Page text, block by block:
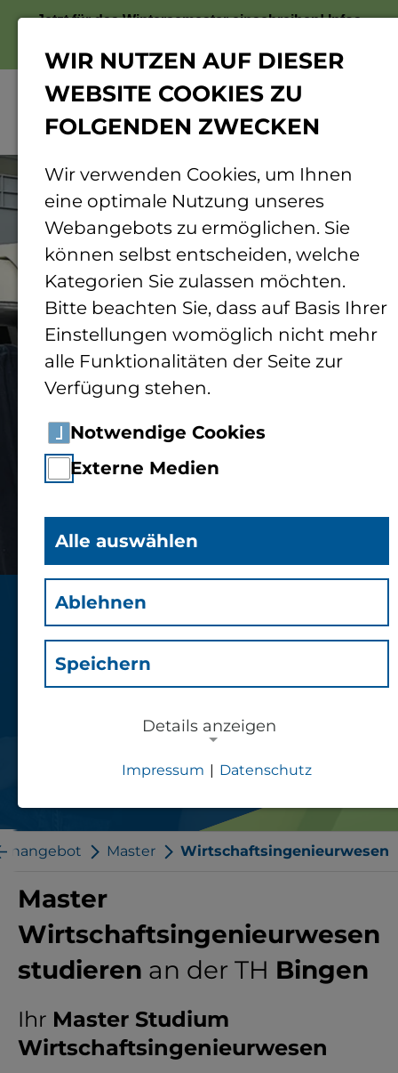
Jetzt für das Wintersemester einschreiben!Infos
Studium
Wirtschaftsingenieurwesen
Jetzt bewerben
Master Wirtschaftsingenieurwesen
Master
Wirtschaftsingenieurwesen
studieren an der TH Bingen
Ihr Master Studium
Wirtschaftsingenieurwesen
WIR NUTZEN AUF DIESER
WEBSITE COOKIES ZU
FOLGENDEN ZWECKEN
Wir verwenden Cookies, um Ihnen
eine optimale Nutzung unseres
Webangebots zu ermöglichen. Sie
können selbst entscheiden, welche
Kategorien Sie zulassen möchten.
Bitte beachten Sie, dass auf Basis Ihrer
Einstellungen womöglich nicht mehr
alle Funktionalitäten der Seite zur
Verfügung stehen.
Notwendige Cookies
Externe Medien
Alle auswählen
Ablehnen
Speichern
Details anzeigen
Notwendige Cookies zur Session-
Verwaltung und für die generelle
notwendig).
EXTERNE MEDIEN
Seitenspezifische Erfassung von
Benutzerdaten durch
Impressum | Datenschutz